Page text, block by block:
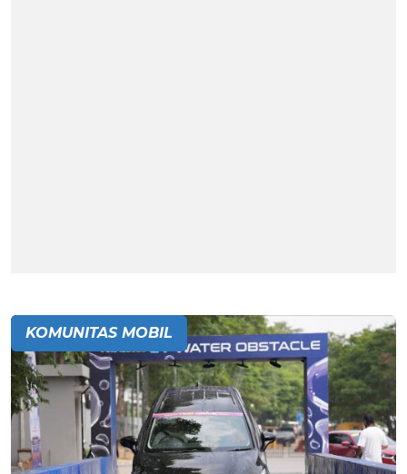
KOMUNITAS MOBIL